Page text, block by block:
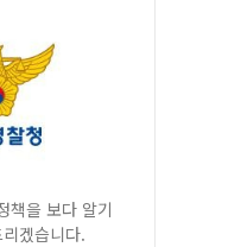
책을 보다 알기
겠습니다.